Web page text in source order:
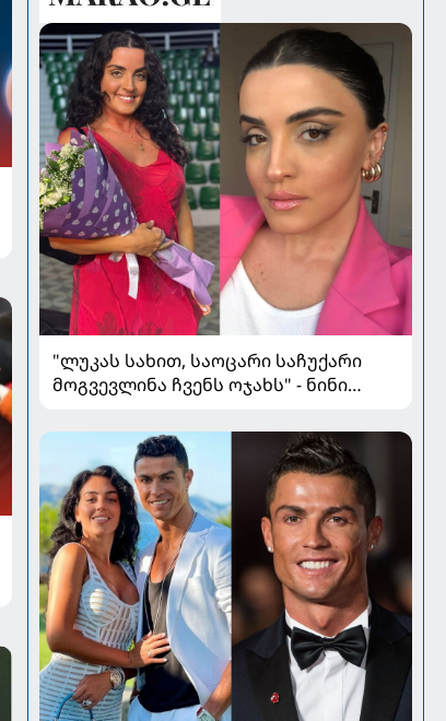
"ლუკას სახით, საოცარი საჩუქარი
მოგვევლინა ჩვენს ოჯახს" - ნინი
სიყვარულზე